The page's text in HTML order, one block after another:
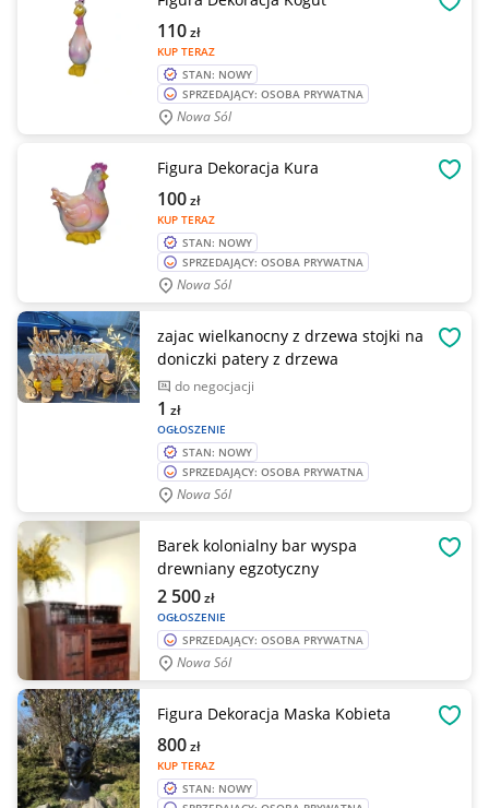
KUP TERAZ
110zł
STAN: NOWY
SPRZEDAJĄCY: OSOBA PRYWATNA
Nowa Sól
Figura Dekoracja Kura
KUP TERAZ
100zł
STAN: NOWY
SPRZEDAJĄCY: OSOBA PRYWATNA
Nowa Sól
zajac wielkanocny z drzewa stojki na
doniczki patery z drzewa
do negocjacji
OGŁOSZENIE
1 zł
STAN: NOWY
SPRZEDAJĄCY: OSOBA PRYWATNA
Nowa Sól
Barek kolonialny bar wyspa
drewniany egzotyczny
OGŁOSZENIE
2 500zł
SPRZEDAJĄCY: OSOBA PRYWATNA
Nowa Sól
Figura Dekoracja Maska Kobieta
KUP TERAZ
800zł
STAN: NOWY